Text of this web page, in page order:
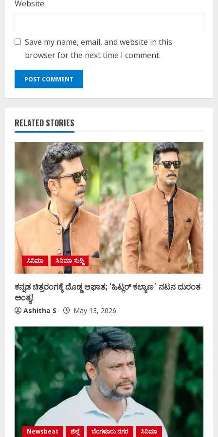
Website
Save my name, email, and website in this
browser for the next time I comment.
RELATED STORIES
ಸಿನಿಮಾ ಸಿನಿಮಾ ಸುದ್ದಿ
ಕನ್ನಡ ಚಿತ್ರರಂಗಕ್ಕೆ ದೊಡ್ಡ ಆಘಾತ; ʻಹಿಟ್ಲರ್ ಕಲ್ಯಾಣʼ ನಟನ ದುರಂತ
ಅಂತ್ಯ!
Ashitha S May 13, 2026
Newsbeat ಜಿಲ್ಲೆ ಬೆಂಗಳೂರು ನಗರ ಸಿನಿಮಾ